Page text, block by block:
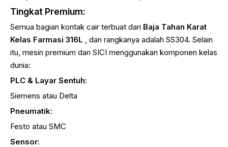
Tingkat Premium:
Semua bagian kontak cair terbuat dari Baja Tahan Karat
Kelas Farmasi 316L , dan rangkanya adalah SS304. Selain
itu, mesin premium dari SICI menggunakan komponen kelas
dunia:
PLC & Layar Sentuh:
Siemens atau Delta
Pneumatik:
Festo atau SMC
Sensor: